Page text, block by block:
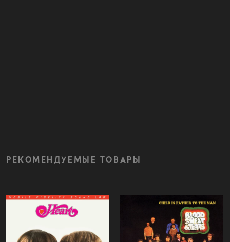
РЕКОМЕНДУЕМЫЕ ТОВАРЫ